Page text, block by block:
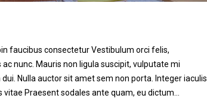
faucibus consectetur Vestibulum orci felis,
nunc. Mauris non ligula suscipit, vulputate mi
Nulla auctor sit amet sem non porta. Integer iaculis
Praesent sodales ante quam, eu dictum…